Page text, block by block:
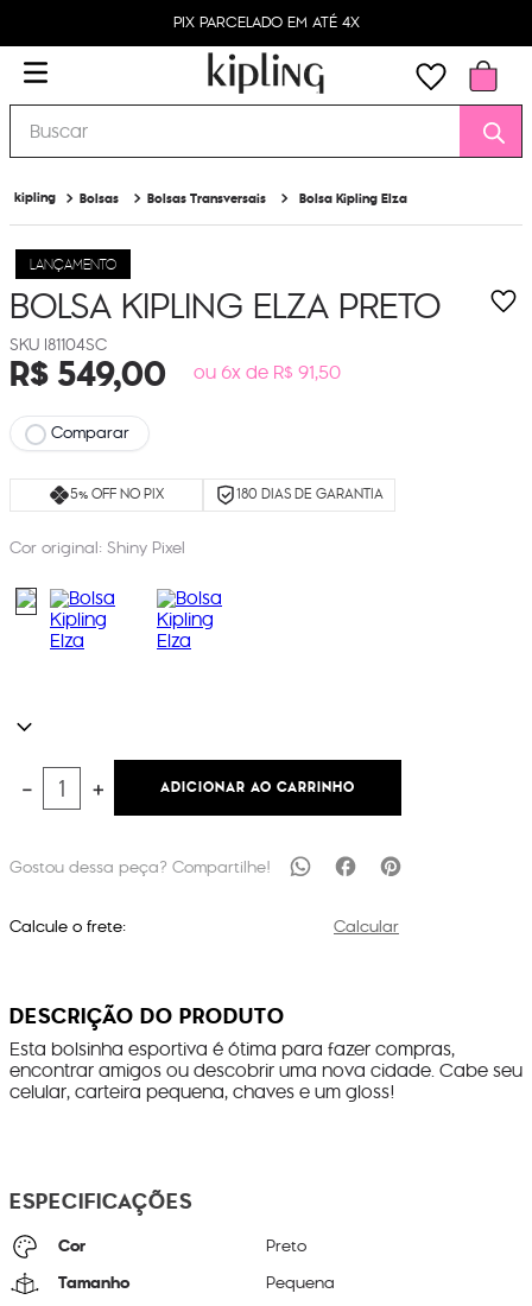
PIX PARCELADO EM ATÉ 4X
Buscar
Bolsas Bolsas Transversais Bolsa Kipling Elza
LANÇAMENTO
BOLSA KIPLING ELZAPRETO
I81104SC
R$549,00 ou 6x de R$ 91,50
Comparar
5% OFF NO PIX 180 DIAS DE GARANTIA
Cor original: Shiny Pixel
＋
－ ADICIONAR AO CARRINHO
Calcule o frete: Calcular
DESCRIÇÃO DO PRODUTO
Esta bolsinha esportiva é ótima para fazer compras,
encontrar amigos ou descobrir uma nova cidade. Cabe seu
celular, carteira pequena, chaves e um gloss!
ESPECIFICAÇÕES
Cor Preto
Tamanho Pequena